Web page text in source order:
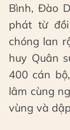
Bình, Đào
phát từ
chóng lan
huy Quân
400 cán
lâm cùng
vùng và